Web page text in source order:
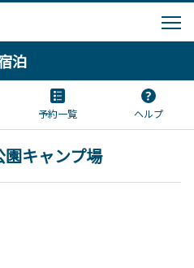
泊
予約一覧 ヘルプ
キャンプ場